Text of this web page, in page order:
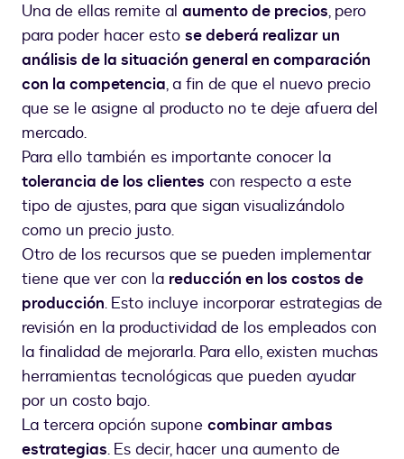
Una de ellas remite al aumento de precios, pero
para poder hacer esto se deberá realizar un
análisis de la situación general en comparación
con la competencia, a fin de que el nuevo precio
que se le asigne al producto no te deje afuera del
mercado.
Para ello también es importante conocer la
tolerancia de los clientes con respecto a este
tipo de ajustes, para que sigan visualizándolo
como un precio justo.
Otro de los recursos que se pueden implementar
tiene que ver con la reducción en los costos de
producción. Esto incluye incorporar estrategias de
revisión en la productividad de los empleados con
la finalidad de mejorarla. Para ello, existen muchas
herramientas tecnológicas que pueden ayudar
por un costo bajo.
La tercera opción supone combinar ambas
estrategias. Es decir, hacer una aumento de